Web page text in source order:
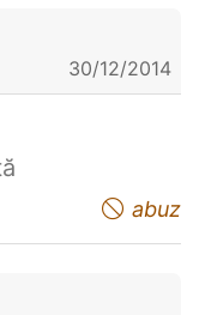
30/12/2014
abuz